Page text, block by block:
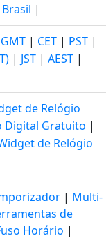
|
GMT | CET | PST |
| JST | AEST |
de Relógio
Digital Gratuito |
de Relógio
| Multi-
de
Horário |